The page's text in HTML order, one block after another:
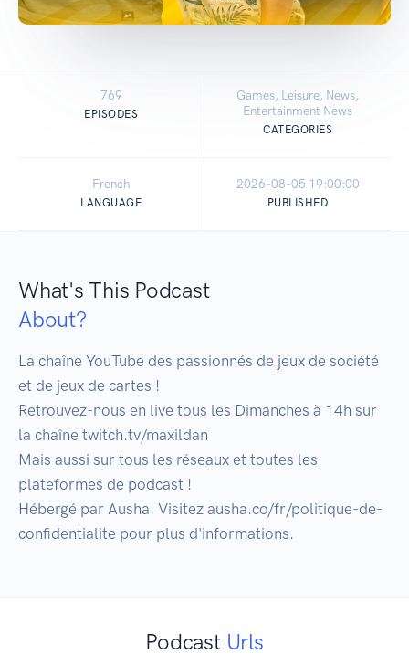
769
EPISODES
Games, Leisure, News,
Entertainment News
CATEGORIES
French
LANGUAGE
2026-08-05 19:00:00
PUBLISHED
What's This Podcast
About?
La chaîne YouTube des passionnés de jeux de société
et de jeux de cartes !
Retrouvez-nous en live tous les Dimanches à 14h sur
la chaîne twitch.tv/maxildan
Mais aussi sur tous les réseaux et toutes les
plateformes de podcast !
Hébergé par Ausha. Visitez ausha.co/fr/politique-de-
confidentialite pour plus d'informations.
Podcast Urls